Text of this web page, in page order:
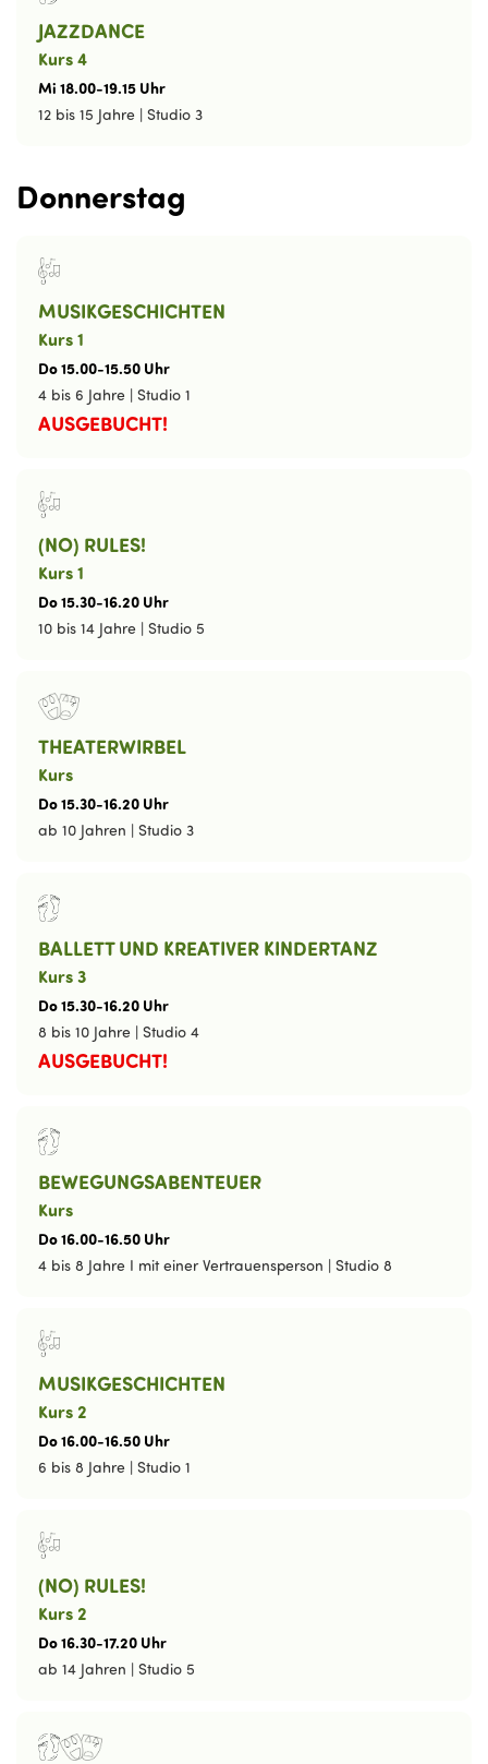
JAZZDANCE
Kurs 4
Mi 18.00-19.15 Uhr
12 bis 15 Jahre | Studio 3
Donnerstag
MUSIKGESCHICHTEN
Kurs 1
Do15.00-15.50 Uhr
4 bis 6 Jahre | Studio 1
AUSGEBUCHT!
(NO) RULES!
Kurs 1
Do15.30-16.20 Uhr
10 bis 14 Jahre | Studio 5
THEATERWIRBEL
Kurs
Do15.30-16.20 Uhr
ab 10 Jahren | Studio 3
BALLETT UND KREATIVER KINDERTANZ
Kurs 3
Do15.30-16.20 Uhr
8 bis 10 Jahre | Studio 4
AUSGEBUCHT!
BEWEGUNGSABENTEUER
Kurs
Do16.00-16.50 Uhr
4 bis 8 Jahre I mit einer Vertrauensperson | Studio 8
MUSIKGESCHICHTEN
Kurs 2
Do16.00-16.50 Uhr
6 bis 8 Jahre | Studio 1
(NO) RULES!
Kurs 2
Do16.30-17.20 Uhr
ab 14 Jahren | Studio 5